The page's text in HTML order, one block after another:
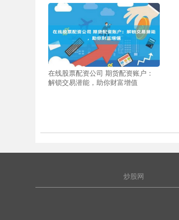
在线股票配资公司 期货配资账户：
解锁交易潜能，助你财富增值
炒股网